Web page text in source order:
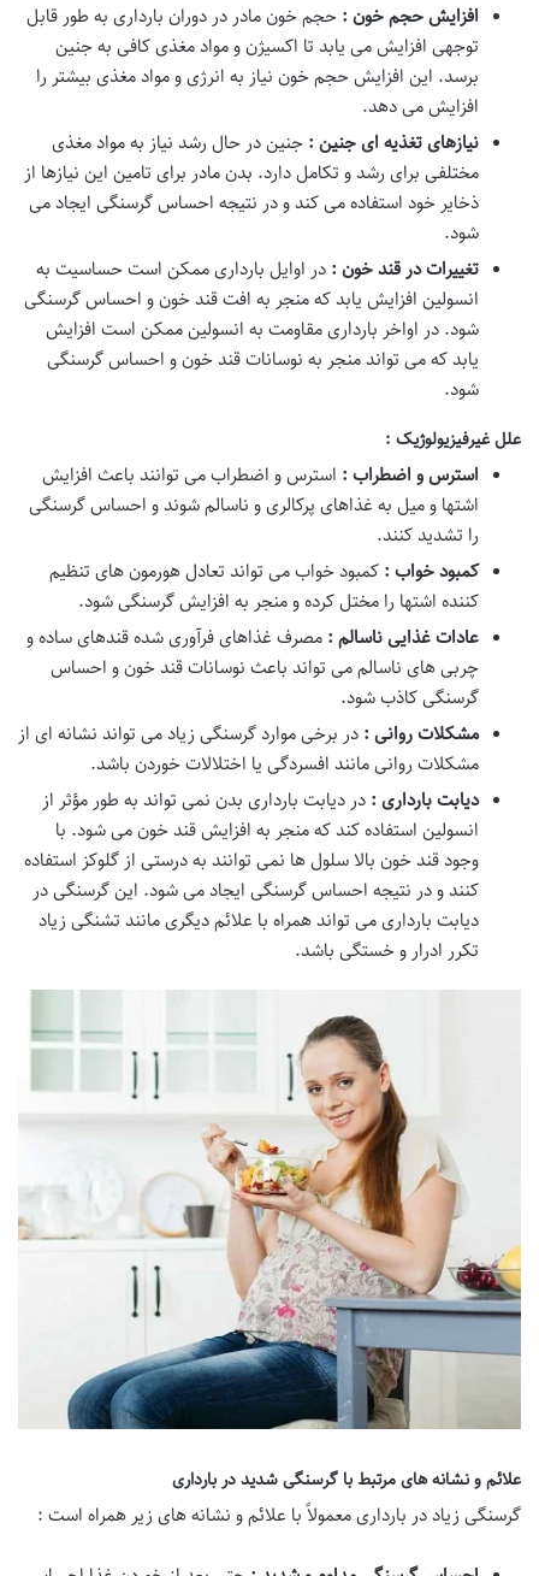
افزایش حجم خون : حجم خون مادر در دوران بارداری به طور قابل
توجهی افزایش می یابد تا اکسیژن و مواد مغذی کافی به جنین
برسد. این افزایش حجم خون نیاز به انرژی و مواد مغذی بیشتر را
افزایش می دهد.
نیازهای تغذیه ای جنین : جنین در حال رشد نیاز به مواد مغذی
مختلفی برای رشد و تکامل دارد. بدن مادر برای تامین این نیازها از
ذخایر خود استفاده می کند و در نتیجه احساس گرسنگی ایجاد می
شود.
تغییرات در قند خون : در اوایل بارداری ممکن است حساسیت به
انسولین افزایش یابد که منجر به افت قند خون و احساس گرسنگی
شود. در اواخر بارداری مقاومت به انسولین ممکن است افزایش
یابد که می تواند منجر به نوسانات قند خون و احساس گرسنگی
شود.
علل غیرفیزیولوژیک :
استرس و اضطراب : استرس و اضطراب می توانند باعث افزایش
اشتها و میل به غذاهای پرکالری و ناسالم شوند و احساس گرسنگی
را تشدید کنند.
کمبود خواب : کمبود خواب می تواند تعادل هورمون های تنظیم
کننده اشتها را مختل کرده و منجر به افزایش گرسنگی شود.
عادات غذایی ناسالم : مصرف غذاهای فرآوری شده قندهای ساده و
چربی های ناسالم می تواند باعث نوسانات قند خون و احساس
گرسنگی کاذب شود.
مشکلات روانی : در برخی موارد گرسنگی زیاد می تواند نشانه ای از
مشکلات روانی مانند افسردگی یا اختلالات خوردن باشد.
دیابت بارداری : در دیابت بارداری بدن نمی تواند به طور مؤثر از
انسولین استفاده کند که منجر به افزایش قند خون می شود. با
وجود قند خون بالا سلول ها نمی توانند به درستی از گلوکز استفاده
کنند و در نتیجه احساس گرسنگی ایجاد می شود. این گرسنگی در
دیابت بارداری می تواند همراه با علائم دیگری مانند تشنگی زیاد
تکرر ادرار و خستگی باشد.
علائم و نشانه های مرتبط با گرسنگی شدید در بارداری
گرسنگی زیاد در بارداری معمولاً با علائم و نشانه های زیر همراه است :